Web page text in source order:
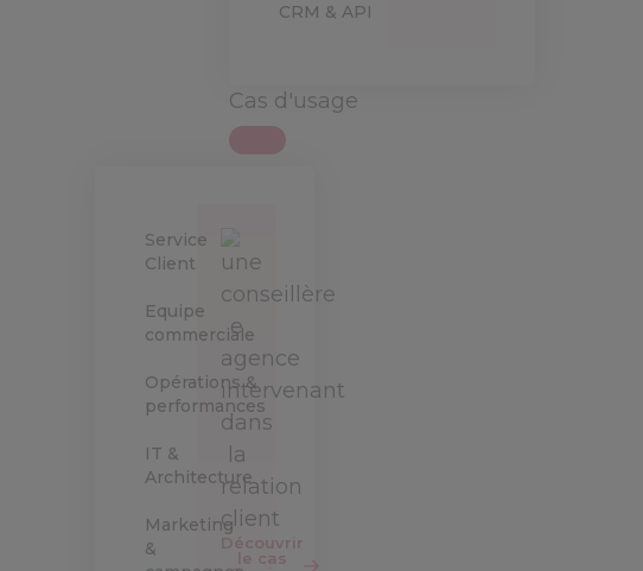
CRM & API
Cas d'usage
Service
Client
Equipe
commerciale
Opérations &
performances
IT &
Architecture
Marketing
&
Découvrir
le cas